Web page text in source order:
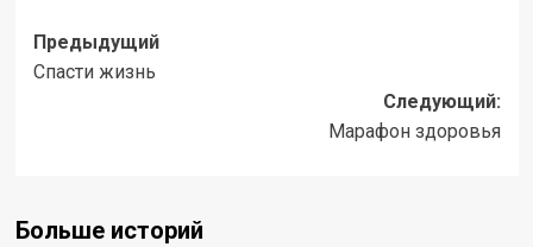
Предыдущий
Спасти жизнь
Следующий:
Марафон здоровья
Больше историй